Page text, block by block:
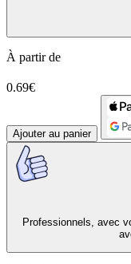
À partir de
0.69€
Ajouter au panier
Professionnels, avec